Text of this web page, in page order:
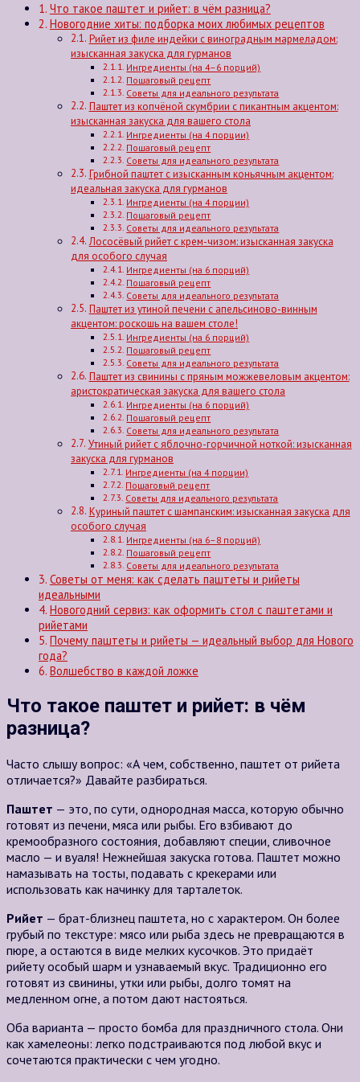
Что такое паштет и рийет: в чём разница?
Новогодние хиты: подборка моих любимых рецептов
Рийет из филе индейки с виноградным мармеладом:
изысканная закуска для гурманов
Ингредиенты (на 4–6 порций)
Пошаговый рецепт
Советы для идеального результата
Паштет из копчёной скумбрии с пикантным акцентом:
изысканная закуска для вашего стола
Ингредиенты (на 4 порции)
Пошаговый рецепт
Советы для идеального результата
Грибной паштет с изысканным коньячным акцентом:
идеальная закуска для гурманов
Ингредиенты (на 4 порции)
Пошаговый рецепт
Советы для идеального результата
Лососёвый рийет с крем-чизом: изысканная закуска
для особого случая
Ингредиенты (на 6 порций)
Пошаговый рецепт
Советы для идеального результата
Паштет из утиной печени с апельсиново-винным
акцентом: роскошь на вашем столе!
Ингредиенты (на 6 порций)
Пошаговый рецепт
Советы для идеального результата
Паштет из свинины с пряным можжевеловым акцентом:
аристократическая закуска для вашего стола
Ингредиенты (на 6 порций)
Пошаговый рецепт
Советы для идеального результата
Утиный рийет с яблочно-горчичной ноткой: изысканная
закуска для гурманов
Ингредиенты (на 4 порции)
Пошаговый рецепт
Советы для идеального результата
Куриный паштет с шампанским: изысканная закуска для
особого случая
Ингредиенты (на 6–8 порций)
Пошаговый рецепт
Советы для идеального результата
Советы от меня: как сделать паштеты и рийеты
идеальными
Новогодний сервиз: как оформить стол с паштетами и
рийетами
Почему паштеты и рийеты — идеальный выбор для Нового
года?
Волшебство в каждой ложке
Что такое паштет и рийет: в чём
разница?
Часто слышу вопрос: «А чем, собственно, паштет от рийета
отличается?» Давайте разбираться.
Паштет — это, по сути, однородная масса, которую обычно
готовят из печени, мяса или рыбы. Его взбивают до
кремообразного состояния, добавляют специи, сливочное
масло — и вуаля! Нежнейшая закуска готова. Паштет можно
намазывать на тосты, подавать с крекерами или
использовать как начинку для тарталеток.
Рийет — брат-близнец паштета, но с характером. Он более
грубый по текстуре: мясо или рыба здесь не превращаются в
пюре, а остаются в виде мелких кусочков. Это придаёт
рийету особый шарм и узнаваемый вкус. Традиционно его
готовят из свинины, утки или рыбы, долго томят на
медленном огне, а потом дают настояться.
Оба варианта — просто бомба для праздничного стола. Они
как хамелеоны: легко подстраиваются под любой вкус и
сочетаются практически с чем угодно.